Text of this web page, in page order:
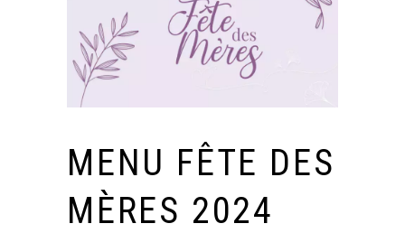
MENU FÊTE DES
MÈRES 2024